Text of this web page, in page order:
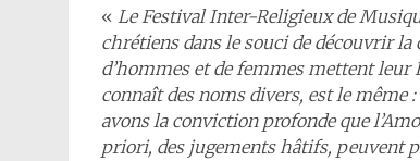
« Le Festival Inter-Religieux de
chrétiens dans le souci de découvrir
d’hommes et de femmes mettent
connaît des noms divers, est le même
avons la conviction profonde que
priori, des jugements hâtifs, peuvent